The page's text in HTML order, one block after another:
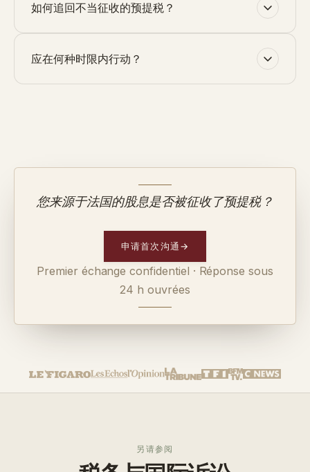
如何追回不当征收的预提税？
应在何种时限内行动？
您来源于法国的股息是否被征收了预提税？
申请首次沟通→
Premier échange confidentiel · Réponse sous
24 h ouvrées
另请参阅